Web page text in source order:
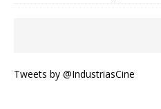
Tweets by @IndustriasCine